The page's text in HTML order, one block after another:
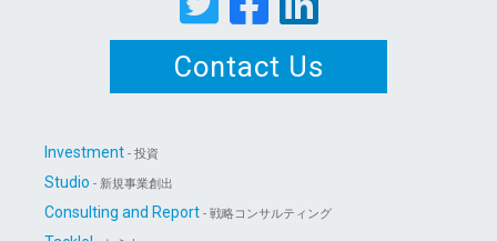
Contact Us
Investment - 投資
Studio - 新規事業創出
Consulting and Report - 戦略コンサルティング